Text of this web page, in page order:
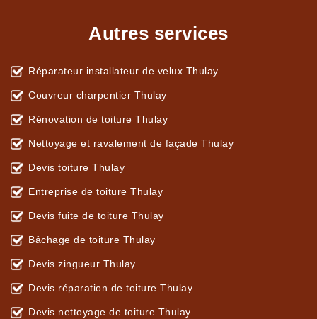
Autres services
Réparateur installateur de velux Thulay
Couvreur charpentier Thulay
Rénovation de toiture Thulay
Nettoyage et ravalement de façade Thulay
Devis toiture Thulay
Entreprise de toiture Thulay
Devis fuite de toiture Thulay
Bâchage de toiture Thulay
Devis zingueur Thulay
Devis réparation de toiture Thulay
Devis nettoyage de toiture Thulay